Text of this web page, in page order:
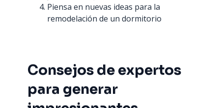
Piensa en nuevas ideas para la
remodelación de un dormitorio
Consejos de expertos
para generar